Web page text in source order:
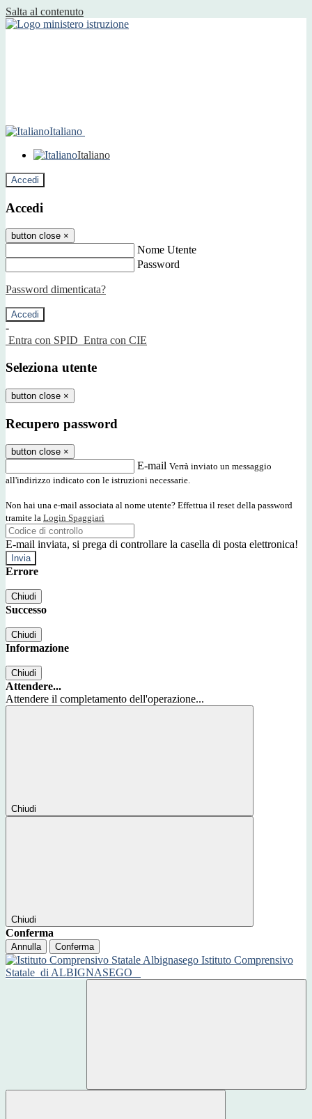
Salta al contenuto
Italiano
Italiano
Accedi
Accedi
button close ×
Nome Utente
Password
Password dimenticata?
-
Entra con SPID Entra con CIE
Seleziona utente
button close ×
Recupero password
button close ×
E-mail Verrà inviato un messaggio
all'indirizzo indicato con le istruzioni necessarie.
Non hai una e-mail associata al nome utente? Effettua il reset della password
tramite la Login Spaggiari
E-mail inviata, si prega di controllare la casella di posta elettronica!
Errore
Chiudi
Successo
Chiudi
Informazione
Chiudi
Attendere...
Attendere il completamento dell'operazione...
Chiudi
Chiudi
Conferma
Annulla Conferma
Istituto Comprensivo
Statale di ALBIGNASEGO